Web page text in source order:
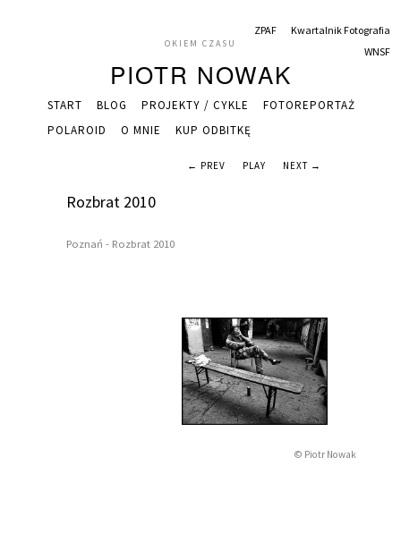
START BLOG PROJEKTY / CYKLE
FOTOREPORTAŻ
POLAROID
O MNIE KUP ODBITKĘ
ZPAF
Kwartalnik Fotografia
WNSF
OKIEM CZASU
PIOTR NOWAK
Rozbrat 2010
Poznań - Rozbrat 2010
← PREV PLAY NEXT →
© Piotr Nowak